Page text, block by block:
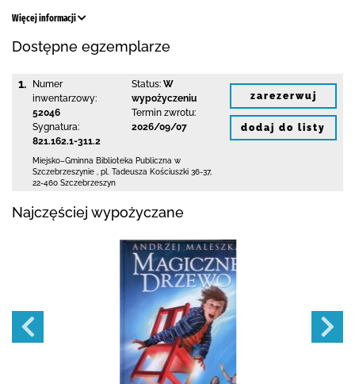
Więcej informacji
Dostępne egzemplarze
1.
Numer
inwentarzowy:
52046
Sygnatura:
821.162.1-311.2
Status: W
wypożyczeniu
Termin zwrotu:
2026/09/07
Miejsko–Gminna Biblioteka Publiczna w
Szczebrzeszynie
pl. Tadeusza Kościuszki 36-37,
22-460 Szczebrzeszyn
zarezerwuj
dodaj do listy
Najczęściej wypożyczane